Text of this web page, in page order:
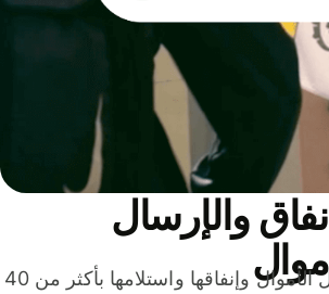
والإرسال
وفّر المال عند إرسال الأموال وإنفاقها واستلامها بأكثر من 40